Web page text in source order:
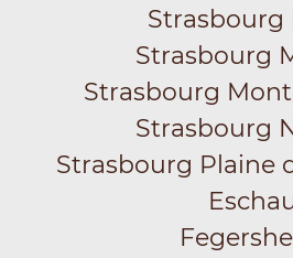
Strasbourg
Strasbourg
Strasbourg
Strasbourg
Strasbourg Plaine